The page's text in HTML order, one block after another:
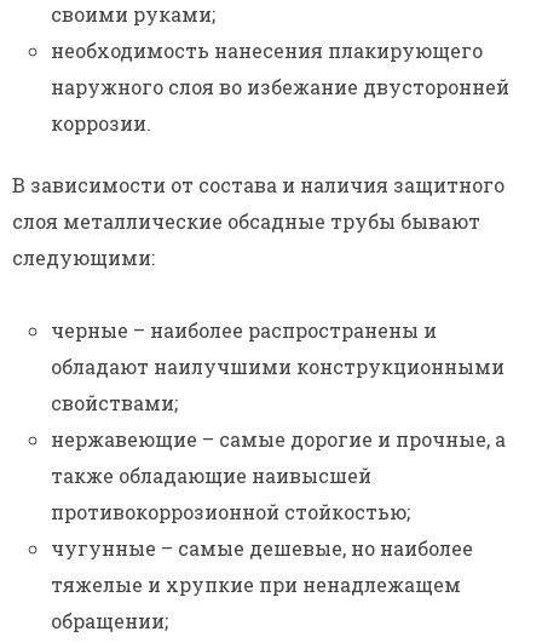
своими руками;
необходимость нанесения плакирующего
наружного слоя во избежание двусторонней
коррозии.
В зависимости от состава и наличия защитного
слоя металлические обсадные трубы бывают
следующими:
черные – наиболее распространены и
обладают наилучшими конструкционными
свойствами;
нержавеющие – самые дорогие и прочные, а
также обладающие наивысшей
противокоррозионной стойкостью;
чугунные – самые дешевые, но наиболее
тяжелые и хрупкие при ненадлежащем
обращении;